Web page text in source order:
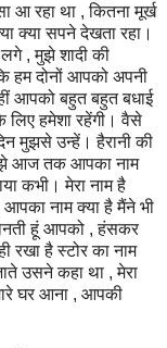
आ रहा था , कितना मूर्ख
क्या सपने देखता रहा।
, मुझे शादी की
हम दोनों आपको अपनी
आपको बहुत बहुत बधाई
लिए हमेशा रहेंगी। वैसे
मुझसे उन्हें। हैरानी की
आज तक आपका नाम
कभी। मेरा नाम है
नाम क्या है मैंने भी
हूं आपको , हंसकर
रखा है स्टोर का नाम
उसने कहा था , मेरा
घर आना , आपकी